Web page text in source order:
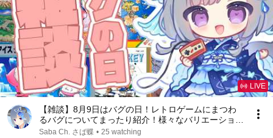
LIVE
【雑談】8月9日はバグの日！レトロゲームにまつわ
るバグについてまったり紹介！様々なバリエーション
があるバグを動画で見てみましょう【Vtuber / さば
Saba Ch. さば蝶 • 25 watching